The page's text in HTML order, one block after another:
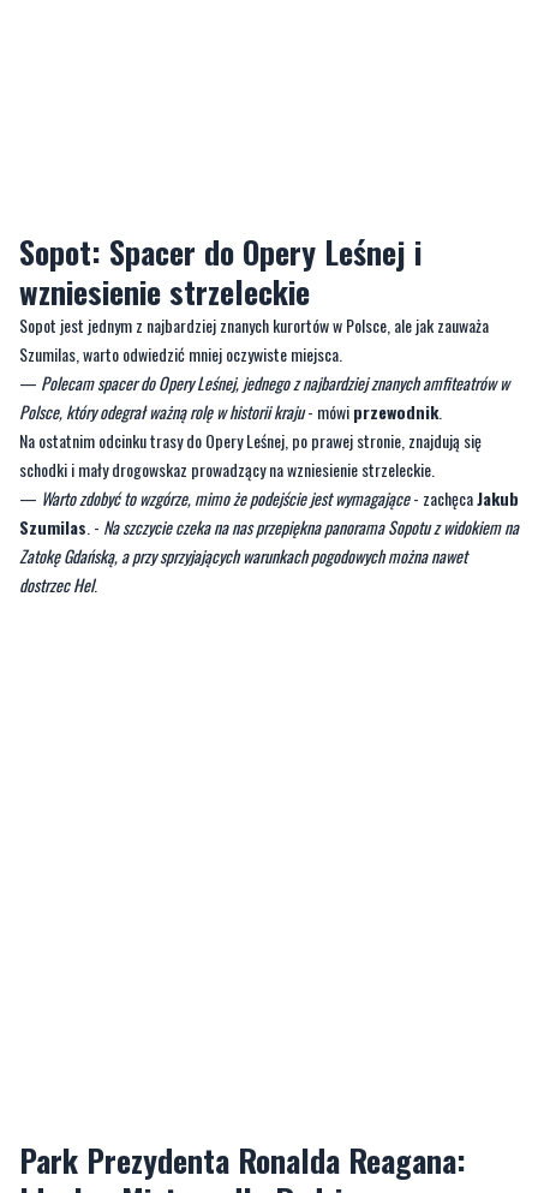
Sopot: Spacer do Opery Leśnej i
wzniesienie strzeleckie
Sopot jest jednym z najbardziej znanych kurortów w Polsce, ale jak zauważa
Szumilas, warto odwiedzić mniej oczywiste miejsca.
— Polecam spacer do Opery Leśnej, jednego z najbardziej znanych amfiteatrów w
Polsce, który odegrał ważną rolę w historii kraju- mówiprzewodnik.
Na ostatnim odcinku trasy do Opery Leśnej, po prawej stronie, znajdują się
schodki i mały drogowskaz prowadzący na wzniesienie strzeleckie.
— Warto zdobyć to wzgórze, mimo że podejście jest wymagające- zachęcaJakub
Szumilas. - Na szczycie czeka na nas przepiękna panorama Sopotu z widokiem na
Zatokę Gdańską, a przy sprzyjających warunkach pogodowych można nawet
dostrzec Hel.
Park Prezydenta Ronalda Reagana: